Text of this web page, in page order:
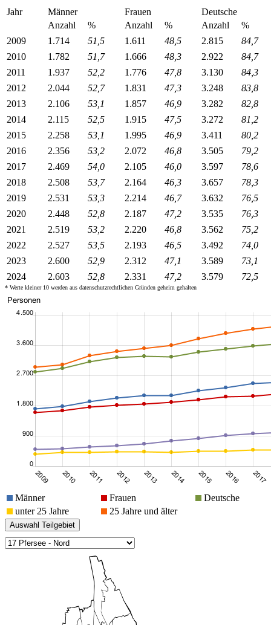
Jahr Männer Frauen
Deutsche
Anzahl
% Anzahl % Anzahl
%
2009
1.714 51,5 1.611 48,5 2.815
84,7
2010
1.782 51,7 1.666 48,3 2.922
84,7
2011
1.937 52,2 1.776 47,8 3.130
84,3
2012
2.044 52,7 1.831 47,3 3.248
83,8
2013
2.106 53,1 1.857 46,9 3.282
82,8
2014
2.115 52,5 1.915 47,5 3.272
81,2
2015
2.258 53,1 1.995 46,9 3.411
80,2
2016
2.356 53,2 2.072 46,8 3.505
79,2
2017
2.469 54,0 2.105 46,0 3.597
78,6
2018
2.508 53,7 2.164 46,3 3.657
78,3
2019
2.531 53,3 2.214 46,7 3.632
76,5
2020
2.448 52,8 2.187 47,2 3.535
76,3
2021
2.519 53,2 2.220 46,8 3.562
75,2
2022
2.527 53,5 2.193 46,5 3.492
74,0
2023
2.600 52,9 2.312 47,1 3.589
73,1
2024
2.603 52,8 2.331 47,2 3.579 72,5
* Werte kleiner 10 werden aus datenschutzrechtlichen Gründen geheim gehalten
Männer Frauen
Deutsche
unter 25 Jahre
25 Jahre und älter